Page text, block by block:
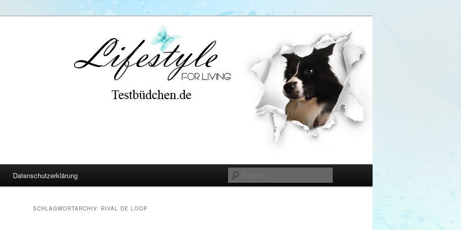
Datenschutzerklärung
SCHLAGWORTARCHIV: RIVAL DE LOOP